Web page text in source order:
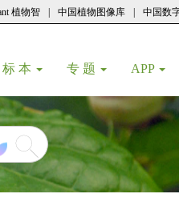
植物智 中国植物图像库 中国数
标 本 专 题 APP